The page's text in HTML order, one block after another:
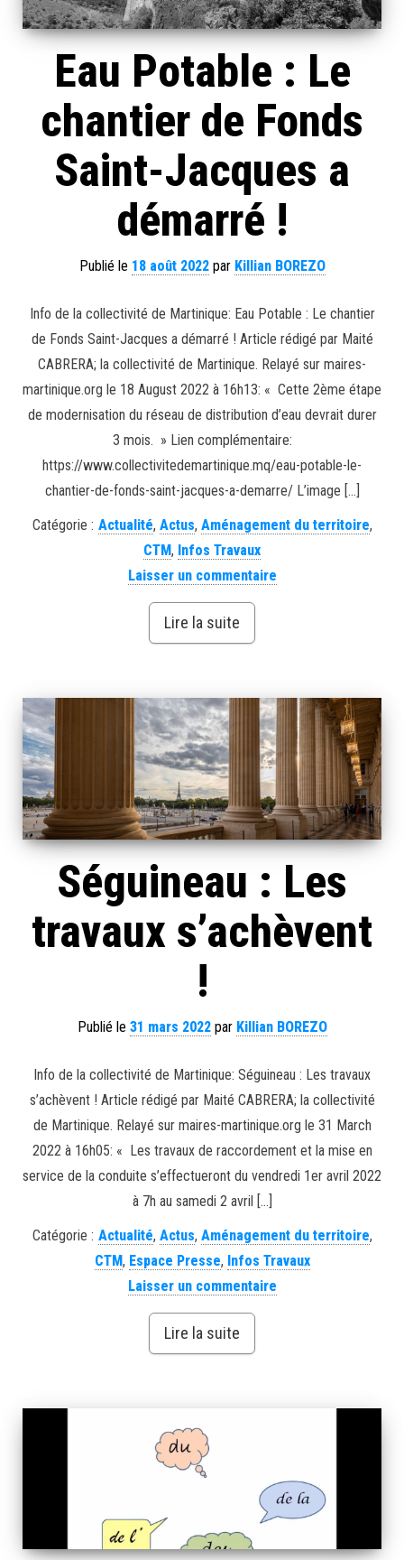
Eau Potable : Le
chantier de Fonds
Saint-Jacques a
démarré !
Publié le 18 août 2022par Killian BOREZO
Info de la collectivité de Martinique: Eau Potable : Le chantier
de Fonds Saint-Jacques a démarré ! Article rédigé par Maité
CABRERA; la collectivité de Martinique. Relayé sur maires-
martinique.org le 18 August 2022 à 16h13: « Cette 2ème étape
de modernisation du réseau de distribution d’eau devrait durer
3 mois. » Lien complémentaire:
https://www.collectivitedemartinique.mq/eau-potable-le-
chantier-de-fonds-saint-jacques-a-demarre/ L’image […]
Catégorie : Actualité, Actus, Aménagement du territoire,
CTM, Infos Travaux
Laisser un commentaire
Lire la suite
Séguineau : Les
travaux s’achèvent
!
Publié le 31 mars 2022par Killian BOREZO
Info de la collectivité de Martinique: Séguineau : Les travaux
s’achèvent ! Article rédigé par Maité CABRERA; la collectivité
de Martinique. Relayé sur maires-martinique.org le 31 March
2022 à 16h05: « Les travaux de raccordement et la mise en
service de la conduite s’effectueront du vendredi 1er avril 2022
à 7h au samedi 2 avril […]
Catégorie : Actualité, Actus, Aménagement du territoire,
CTM, Espace Presse, Infos Travaux
Laisser un commentaire
Lire la suite